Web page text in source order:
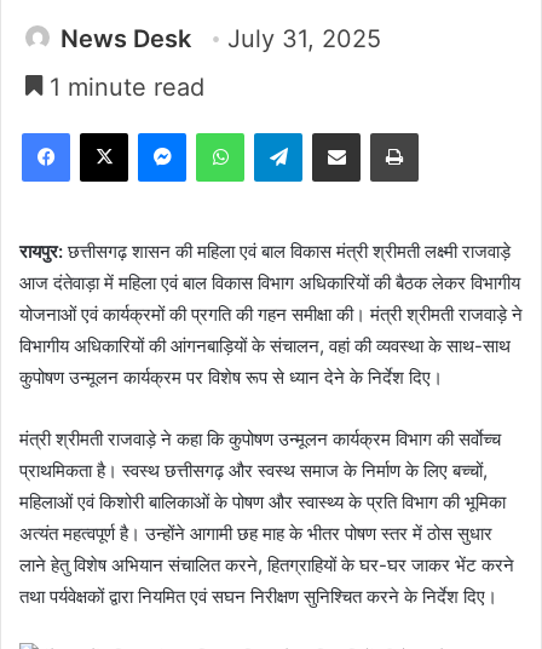
News Desk
July 31, 2025
1 minute read
Facebook
X MessengerWhatsAppTelegramShare via Email Print
रायपुर:छत्तीसगढ़ शासन की महिला एवं बाल विकास मंत्री श्रीमती लक्ष्मी राजवाड़े
आज दंतेवाड़ा में महिला एवं बाल विकास विभाग अधिकारियों की बैठक लेकर विभागीय
योजनाओं एवं कार्यक्रमों की प्रगति की गहन समीक्षा की। मंत्री श्रीमती राजवाड़े ने
विभागीय अधिकारियों की आंगनबाड़ियों के संचालन, वहां की व्यवस्था के साथ-साथ
कुपोषण उन्मूलन कार्यक्रम पर विशेष रूप से ध्यान देने के निर्देश दिए।
मंत्री श्रीमती राजवाड़े ने कहा कि कुपोषण उन्मूलन कार्यक्रम विभाग की सर्वाेच्च
प्राथमिकता है। स्वस्थ छत्तीसगढ़ और स्वस्थ समाज के निर्माण के लिए बच्चों,
महिलाओं एवं किशोरी बालिकाओं के पोषण और स्वास्थ्य के प्रति विभाग की भूमिका
अत्यंत महत्वपूर्ण है। उन्होंने आगामी छह माह के भीतर पोषण स्तर में ठोस सुधार
लाने हेतु विशेष अभियान संचालित करने, हितग्राहियों के घर-घर जाकर भेंट करने
तथा पर्यवेक्षकों द्वारा नियमित एवं सघन निरीक्षण सुनिश्चित करने के निर्देश दिए।